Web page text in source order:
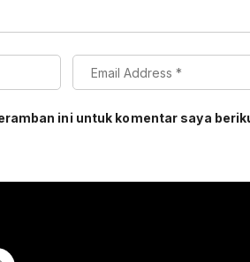
ini untuk komentar saya